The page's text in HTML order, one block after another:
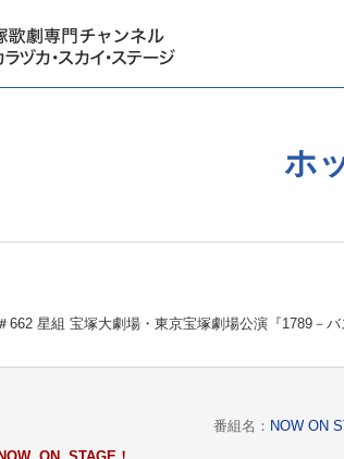
ホ
662 星組 宝塚大劇場・東京宝塚劇場公演『1789－バ
番組名： NOW ON